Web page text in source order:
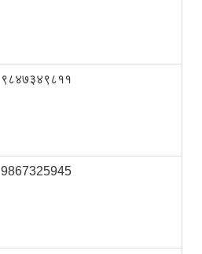
९८४७३४९८११
9867325945